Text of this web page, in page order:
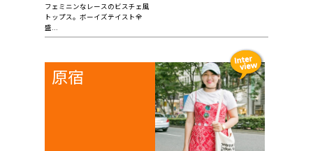
フェミニンなレースのビスチェ風
トップス。ボーイズテイスト全
盛...
原宿